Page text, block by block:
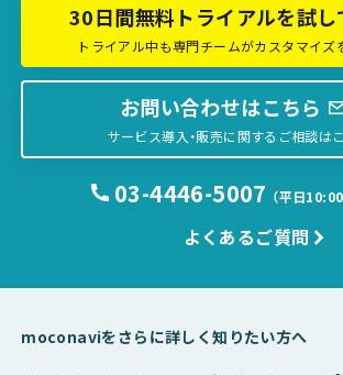
30日間無料トライアルを試し
トライアル中も専門チームがカスタマイズ
お問い合わせはこちら
サービス導入・販売に関するご相談は
03-4446-5007 （平日
よくあるご質問
moconaviをさらに詳しく知りたい方へ